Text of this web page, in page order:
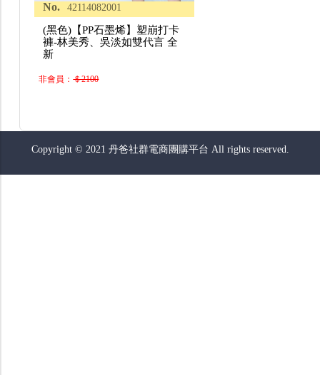
No. 42114082001
(黑色)【PP石墨烯】塑崩打卡
褲-林美秀、吳淡如雙代言 全
新
非會員：＄2100
Copyright © 2021 丹爸社群電商團購平台 All rights reserved.